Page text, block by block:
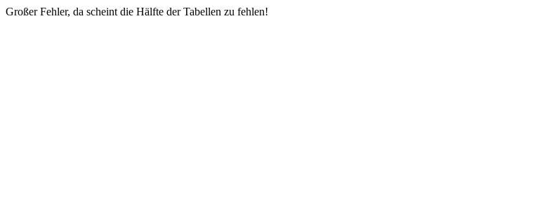
Großer Fehler, da scheint die Hälfte der Tabellen zu fehlen!